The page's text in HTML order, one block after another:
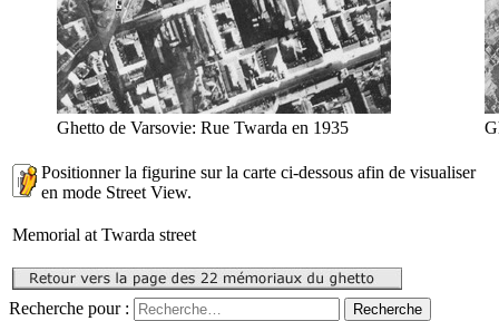
Ghetto de Varsovie: Rue Twarda en 1935
Positionner la figurine sur la carte ci-dessous afin de visualiser
en mode Street View.
Memorial at Twarda street
Recherche pour : Recherche